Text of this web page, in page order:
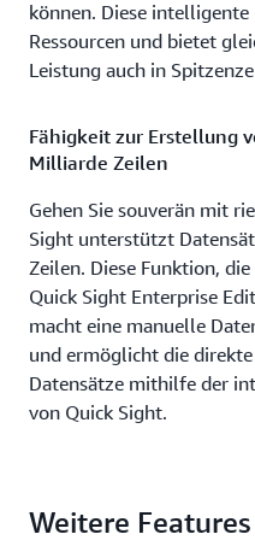
können. Diese
Ressourcen und bietet
Leistung auch in
Fähigkeit zur Erstellung
Milliarde Zeilen
Gehen Sie souverän mit
Sight unterstützt
Zeilen. Diese Funktion,
Quick Sight Enterprise
macht eine manuelle
und ermöglicht die
Datensätze mithilfe der
von Quick Sight.
Weitere Features